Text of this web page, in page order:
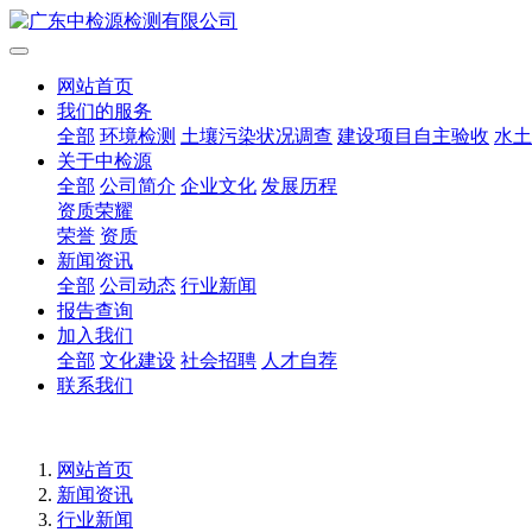
网站首页
我们的服务
全部 环境检测 土壤污染状况调查 建设项目自主验收 水
关于中检源
全部 公司简介 企业文化 发展历程
资质荣耀
荣誉 资质
新闻资讯
全部 公司动态 行业新闻
报告查询
加入我们
全部 文化建设 社会招聘 人才自荐
联系我们
网站首页
新闻资讯
行业新闻